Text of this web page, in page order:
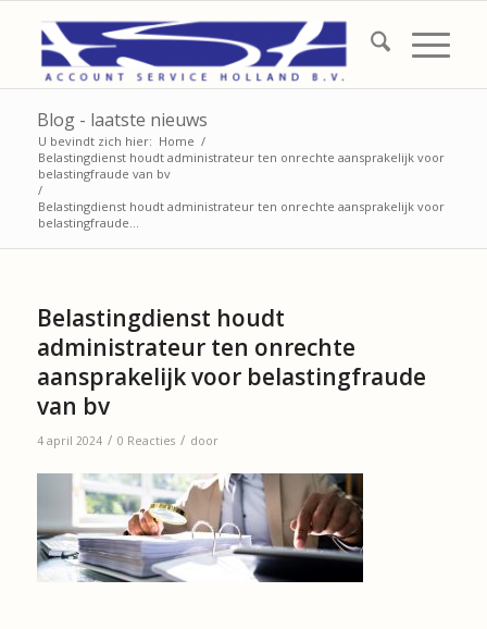
Blog - laatste nieuws
U bevindt zich hier: Home /
Belastingdienst houdt administrateur ten onrechte aansprakelijk voor
belastingfraude van bv
/
Belastingdienst houdt administrateur ten onrechte aansprakelijk voor
belastingfraude...
Belastingdienst houdt
administrateur ten onrechte
aansprakelijk voor belastingfraude
van bv
4 april 2024 / 0 Reacties / door